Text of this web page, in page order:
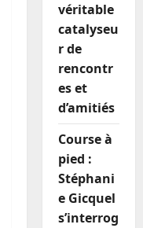
Amorti
Très bon
Excellent
véritable
catalyseu
r de
rencontr
es et
d’amitiés
Course à
pied :
Stéphani
e Gicquel
s’interrog